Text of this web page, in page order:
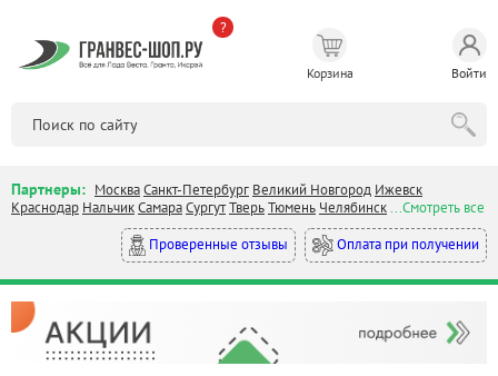
?
Корзина Войти
Партнеры: МоскваСанкт-Петербург Великий Новгород Ижевск
Краснодар НальчикСамараСургутТверьТюмень Челябинск...Смотреть все
Проверенные отзывы
Оплата при получении